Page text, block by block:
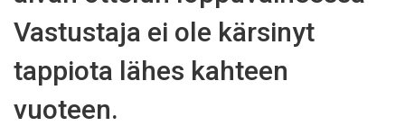
Vastustaja ei ole kärsinyt
tappiota lähes kahteen
vuoteen.